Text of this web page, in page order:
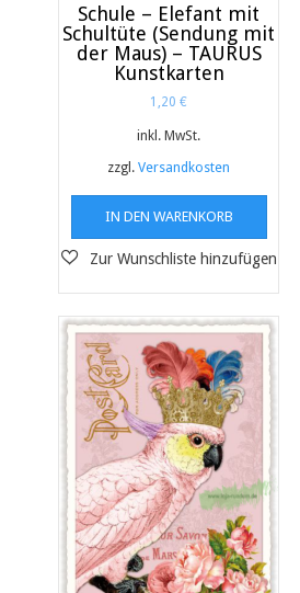
Schule – Elefant mit
Schultüte (Sendung mit
der Maus) – TAURUS
Kunstkarten
1,20€
inkl. MwSt.
zzgl.Versandkosten
IN DEN WARENKORB